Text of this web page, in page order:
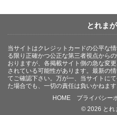
とれま
当サイトはクレジットカードの公平な
る限り正確かつ公正な第三者視点から
おりますが、各掲載サイト側の急な変
されている可能性があります。最新の
てご確認下さい。万が一、当サイトに
た場合でも、一切の責任は負いかねます
HOME
プライバシー
© 2026 とれ